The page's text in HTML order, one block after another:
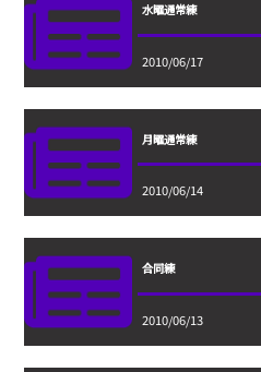
水曜通常練
2010/06/17
月曜通常練
2010/06/14
合同練
2010/06/13